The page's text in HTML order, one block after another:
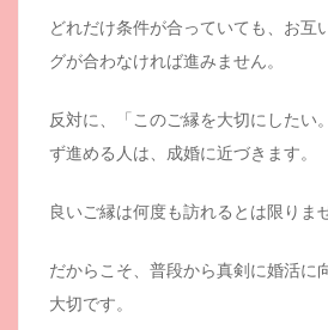
どれだけ条件が合っていても、お互
グが合わなければ進みません。
反対に、「このご縁を大切にしたい
ず進める人は、成婚に近づきます。
良いご縁は何度も訪れるとは限りま
だからこそ、普段から真剣に婚活に
大切です。